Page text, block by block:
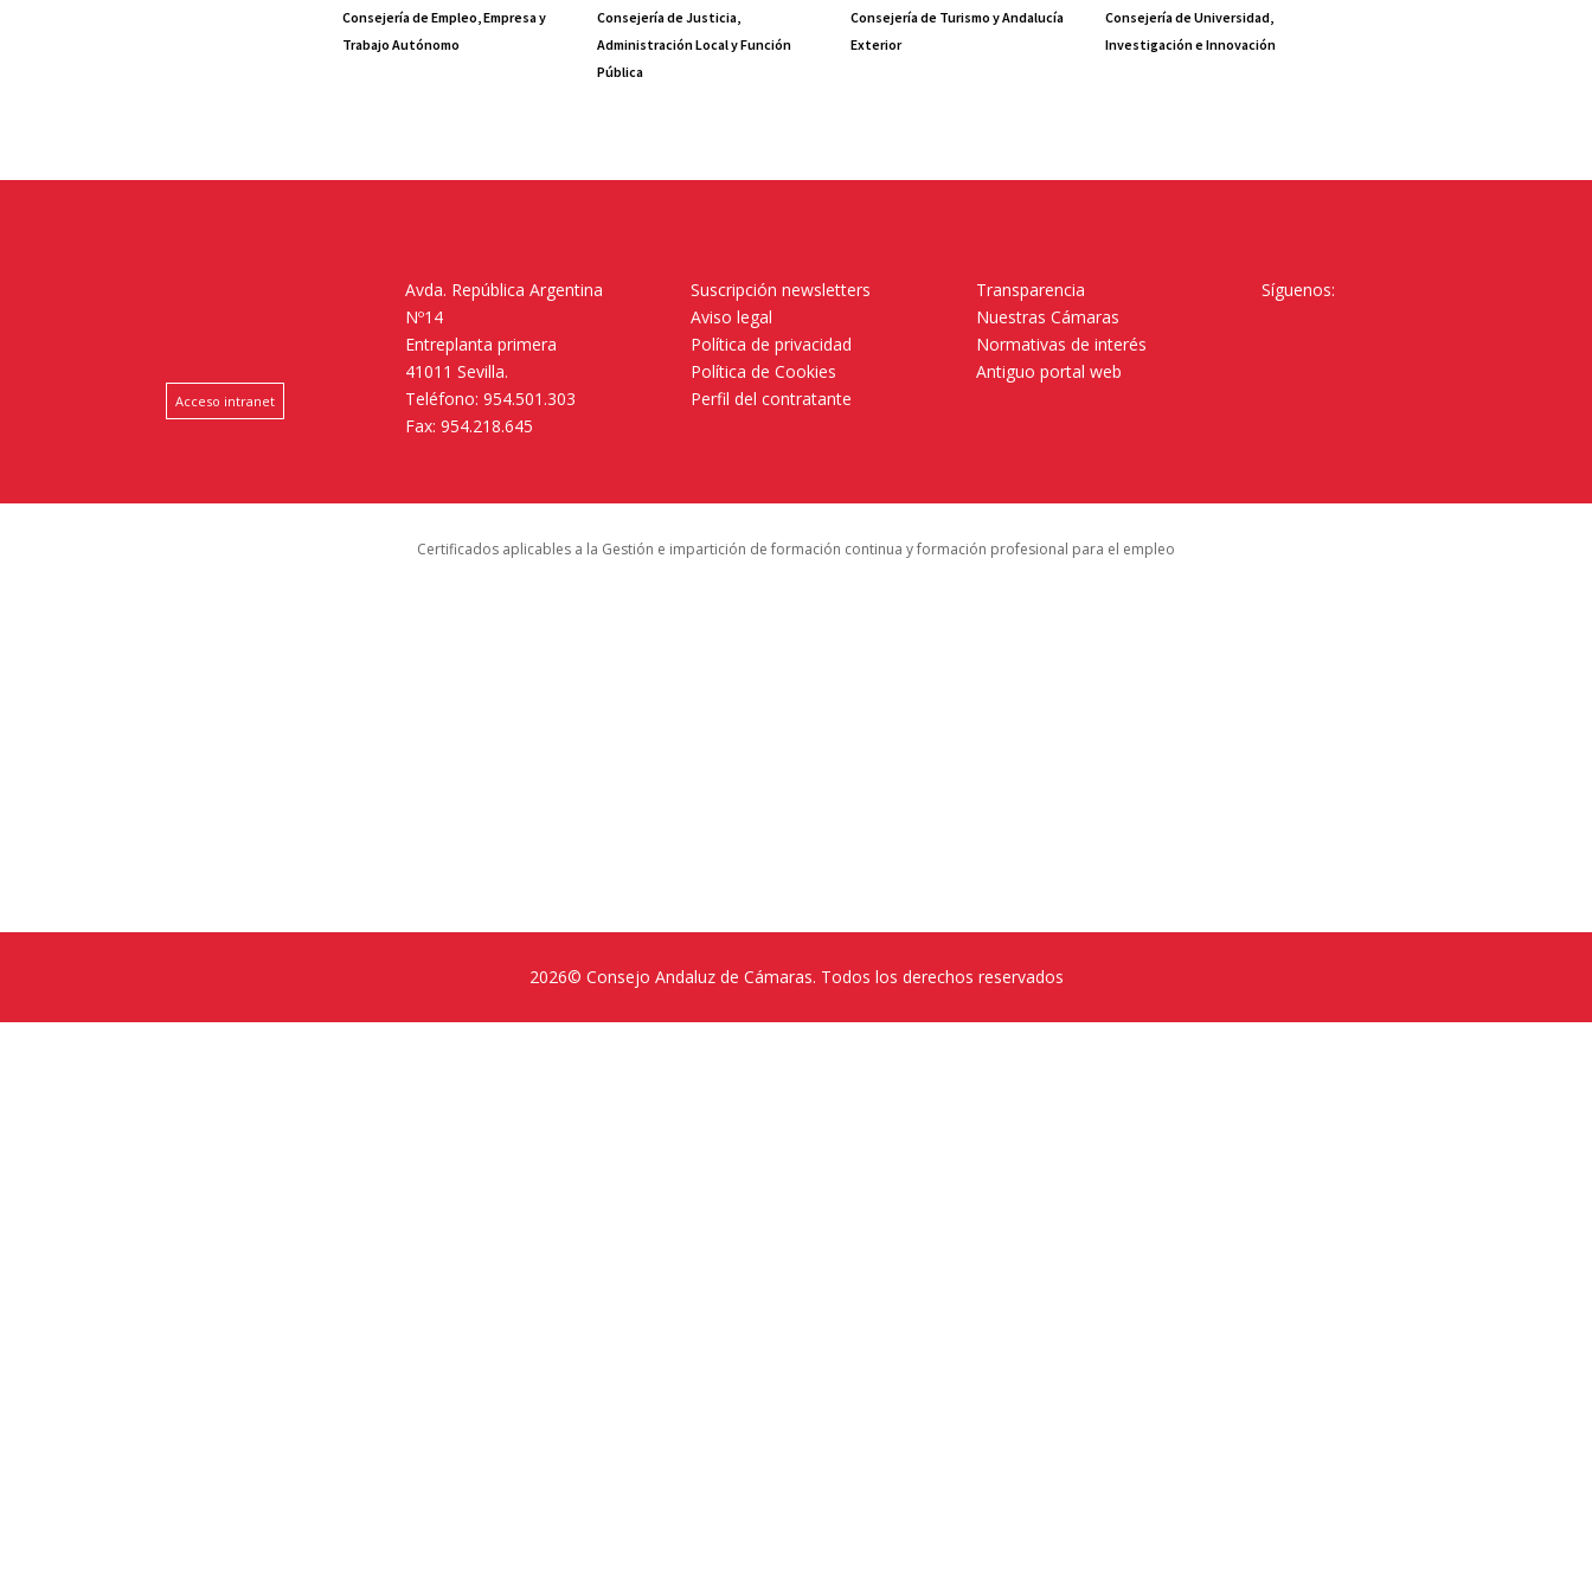
Consejería de Empleo, Empresa y
Trabajo Autónomo
Consejería de Justicia,
Administración Local y Función
Pública
Consejería de Turismo y Andalucía
Exterior
Consejería de Universidad,
Investigación e Innovación
Acceso intranet
Avda. República Argentina
Nº14
Entreplanta primera
41011 Sevilla.
Teléfono: 954.501.303
Fax: 954.218.645
Suscripción newsletters
Aviso legal
Política de privacidad
Política de Cookies
Perfil del contratante
Transparencia
Nuestras Cámaras
Normativas de interés
Antiguo portal web
Síguenos:
Certificados aplicables a la Gestión e impartición de formación continua y formación profesional para el empleo
2026© Consejo Andaluz de Cámaras. Todos los derechos reservados